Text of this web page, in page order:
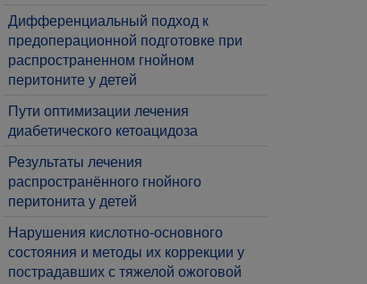
Дифференциальный подход к
предоперационной подготовке при
распространенном гнойном
перитоните у детей
Пути оптимизации лечения
диабетического кетоацидоза
​Результаты лечения
распространённого гнойного
перитонита у детей
Нарушения кислотно-основного
состояния и методы их коррекции у
пострадавших с тяжелой ожоговой